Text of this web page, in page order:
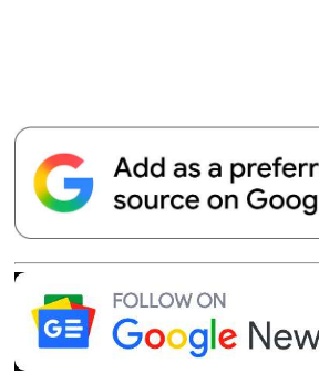
Telegram Copy URL